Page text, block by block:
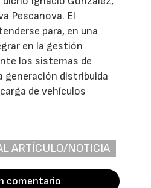
Pescanova. El
para, en una
en la gestión
los sistemas de
generación distribuida
de vehículos
ARTÍCULO/NOTICIA
comentario